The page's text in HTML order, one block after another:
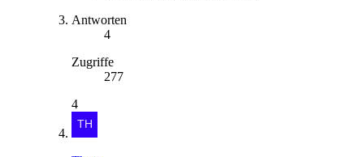
Antworten
4
Zugriffe
277
4